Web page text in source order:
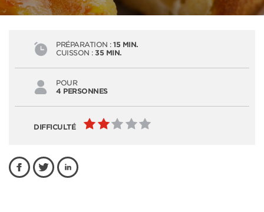
PRÉPARATION : 15 MIN.
CUISSON : 35 MIN.
POUR
4 PERSONNES
DIFFICULTÉ